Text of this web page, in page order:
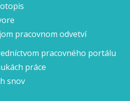
pracovnom odvetví
pracovného portálu
práce
snov